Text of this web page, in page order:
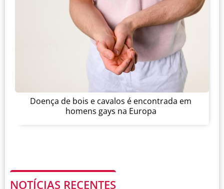
Doença de bois e cavalos é encontrada em
homens gays na Europa
NOTÍCIAS RECENTES